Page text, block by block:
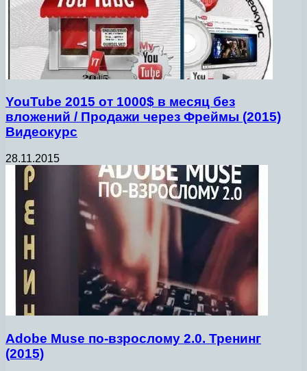
YouTube 2015 от 1000$ в месяц без
вложений / Продажи через Фреймы (2015)
Видеокурс
28.11.2015
Adobe Muse по-взрослому 2.0. Тренинг
(2015)